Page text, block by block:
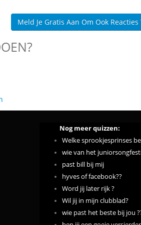
Meld Je Gratis Aan Om Ook
Nog meer quizzen:
Welke sprookjesprinses
wie van het
past bill bij mij
hyves of facebook??
Word jij later rijk ?
Wil jij in mijn clubblad?
wie past het beste bij jou